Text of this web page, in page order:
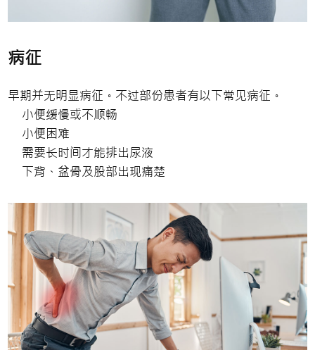
病征
早期并无明显病征。不过部份患者有以下常见病征。
小便缓慢或不顺畅
小便困难
需要长时间才能排出尿液
下背、盆骨及股部出现痛楚